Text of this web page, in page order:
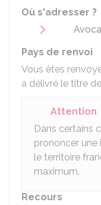
Où s'adresser ?
Pays de renvoi
Vous êtes
a délivré le titre
Attention
Dans certains
prononcer
le territoire
maximum.
Recours